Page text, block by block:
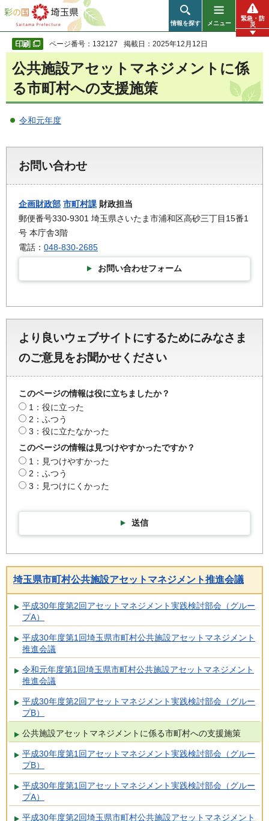
彩の国 埼玉県
情報を探す メニュー
緊急・防
災
ページ番号：132127 掲載日：2025年12月12日
公共施設アセットマネジメントに係
る市町村への支援施策
令和元年度
お問い合わせ
企画財政部 市町村課 財政担当
郵便番号330-9301 埼玉県さいたま市浦和区高砂三丁目15番1
号 本庁舎3階
電話： 048-830-2685
お問い合わせフォーム
より良いウェブサイトにするためにみなさま
のご意見をお聞かせください
このページの情報は役に立ちましたか？
1：役に立った
2：ふつう
3：役に立たなかった
このページの情報は見つけやすかったですか？
1：見つけやすかった
2：ふつう
3：見つけにくかった
送信
埼玉県市町村公共施設アセットマネジメント推進会議
平成30年度第2回アセットマネジメント実践検討部会（グルー
プA）
平成30年度第1回埼玉県市町村公共施設アセットマネジメント
推進会議
令和元年度第1回埼玉県市町村公共施設アセットマネジメント
推進会議
平成30年度第2回アセットマネジメント実践検討部会（グルー
プB）
公共施設アセットマネジメントに係る市町村への支援施策
平成30年度第1回アセットマネジメント実践検討部会（グルー
プB）
平成30年度第1回アセットマネジメント実践検討部会（グルー
プA）
平成30年度第2回埼玉県市町村公共施設アセットマネジメント